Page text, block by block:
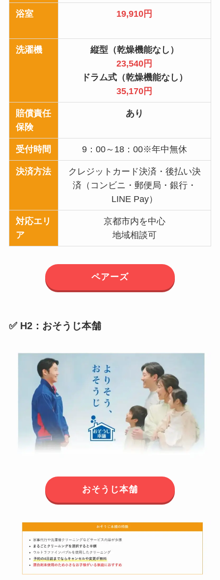
浴室 19,910円
洗濯機
縦型（乾燥機能なし）
23,540円
ドラム式（乾燥機能なし）
35,170円
賠償責任
保険
あり
受付時間 9：00～18：00※年中無休
決済方法
クレジットカード決済・後払い決
済（コンビニ・郵便局・銀行・
LINE Pay）
対応エリ
ア
京都市内を中心
地域相談可
ペアーズ
✅ H2：おそうじ本舗
おそうじ本舗